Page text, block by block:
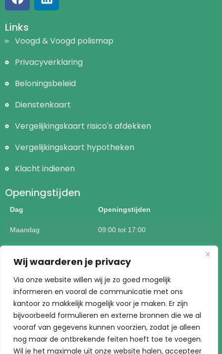
Wij waarderen je privacy
Via onze website willen wij je zo goed mogelijk
informeren en vooral de communicatie met ons
kantoor zo makkelijk mogelijk voor je maken. Er zijn
bijvoorbeeld formulieren en externe bronnen die we al
vooraf van gegevens kunnen voorzien, zodat je alleen
nog maar de ontbrekende feiten hoeft toe te voegen.
Wil je het maximale uit onze website halen, accepteer
Links
Voogd & Voogd polismap
Privacyverklaring
Beloningsbeleid
Dienstenkaart
Vergelijkingskaart risico's afdekken
Vergelijkingskaart hypotheken
Klacht indienen
Openingstijden
Dag Openingstijden
Maandag 09:00 tot 17:00
Donderdag 09:00 tot 17:00
Vrijdag 09:00 tot 17:00
Buiten kantoortijden mogelijk op afspraak